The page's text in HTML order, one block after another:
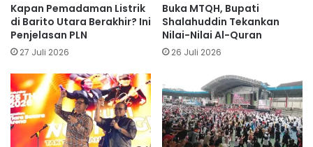
Kapan Pemadaman Listrik
di Barito Utara Berakhir? Ini
Penjelasan PLN
27 Juli 2026
Buka MTQH, Bupati
Shalahuddin Tekankan
Nilai-Nilai Al-Quran
26 Juli 2026